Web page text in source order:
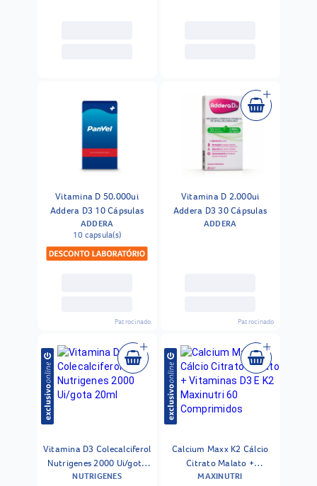
Vitamina D 50.000ui
Addera D3 10 Cápsulas
ADDERA
10 capsula(s)
Patrocinado
Vitamina D 2.000ui
Addera D3 30 Cápsulas
ADDERA
Patrocinado
Vitamina D3 Colecalciferol
Nutrigenes 2000 Ui/gota
20ml
NUTRIGENES
Calcium Maxx K2 Cálcio
Citrato Malato +
Vitaminas D3 E K2
MAXINUTRI